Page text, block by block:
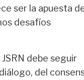
ser la apuesta
desafíos
debe seguir
del